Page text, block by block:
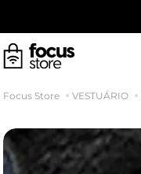
VESTUÁRIO